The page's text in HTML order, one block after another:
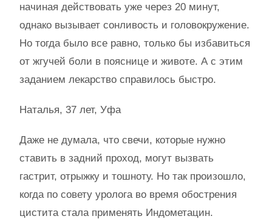
начиная действовать уже через 20 минут,
однако вызывает сонливость и головокружение.
Но тогда было все равно, только бы избавиться
от жгучей боли в пояснице и животе. А с этим
заданием лекарство справилось быстро.
Наталья, 37 лет, Уфа
Даже не думала, что свечи, которые нужно
ставить в задний проход, могут вызвать
гастрит, отрыжку и тошноту. Но так произошло,
когда по совету уролога во время обострения
цистита стала применять Индометацин.